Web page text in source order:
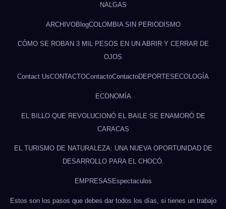
NALGAS
ARCHIVOBlogCOLOMBIA SIN PERIODISMO
CÓMO SE ROBAN 3 MIL PESOS EN UN ABRIR Y CERRAR DE
OJOS
Contact UsCONTACTOContactoContactoDEPORTES ECOLOGÍA
ECONOMÍA
EL BILLO QUE REVOLUCIONÓ EL BAILE SE ENAMORÓ DE
CARACAS
EL TURISMO DE NATURALEZA: UNA NUEVA OPORTUNIDAD DE
DESARROLLO PARA EL CHOCÓ.
EMPRESAS Espectaculos
Estos son los pasos que debes dar todos los días, si tienes un trabajo